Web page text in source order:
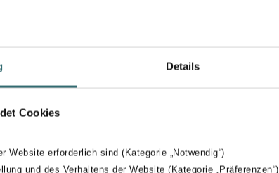
Details
Cookies
Website erforderlich sind (Kategorie „Notwendig“)
und des Verhaltens der Website (Kategorie „Präferenzen“)